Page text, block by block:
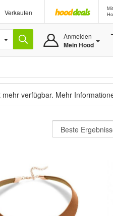
Verkaufen
Anmelden
Mein Hood
verfügbar. Mehr